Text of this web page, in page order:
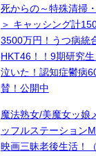
死からの～特殊清掃
＞ キャッシング計
3500万円！うつ病統
HKT46！！9期研究
泣いた！認知症鬱病
賛！公開中
魔法熟女/美魔女ッ娘
ッフルステーション
映画三昧老後生活！